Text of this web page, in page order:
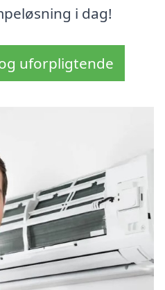
i dag!
uforpligtende